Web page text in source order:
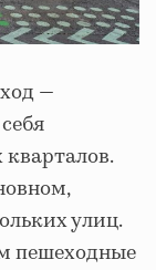
—
улиц.
пешеходные